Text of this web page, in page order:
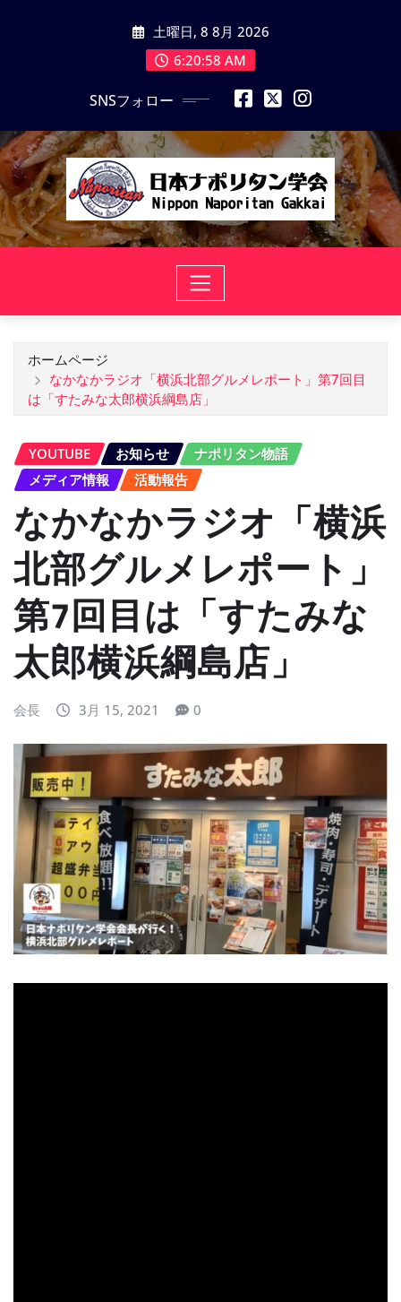
に
ス
キ
ッ
プ
土曜日, 8 8月 2026
6:20:59 AM
SNSフォロー
ホームページ
なかなかラジオ「横浜北部グルメレポート」第7回目
は「すたみな太郎横浜綱島店」
YOUTUBE お知らせ
ナポリタン物語
メディア情報
活動報告
なかなかラジオ「横浜
北部グルメレポート」
第7回目は「すたみな
太郎横浜綱島店」
会長 3月 15, 2021 0